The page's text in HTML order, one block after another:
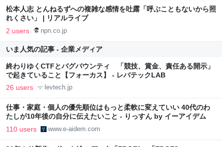
松本人志 とんねるずへの複雑な感情を吐露「呼ぶこともないから照
れくさい」 | リアルライブ
2 users npn.co.jp
いま人気の記事 - 企業メディア
終わりゆくCTFとバグバウンティ 「競技、賞金、責任ある開示」
で起きていること【フォーカス】 - レバテックLAB
26 users levtech.jp
仕事・家庭・個人の優先順位はもっと柔軟に変えていい 40代のわ
たしが10年後の自分に伝えたいこと - りっすん by イーアイデム
110 users www.e-aidem.com